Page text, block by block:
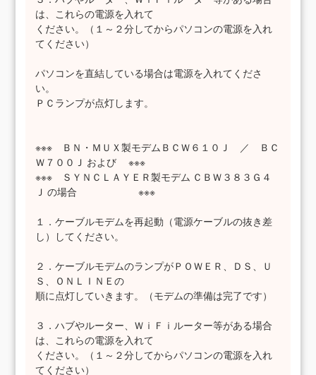
は、これらの電源を入れて
ください。（１～２分してからパソコンの電源を入れ
てください）
パソコンを直結している場合は電源を入れてくださ
い。
ＰＣランプが点灯します。
※※※ ＢＮ・ＭＵＸ製モデムＢＣＷ６１０Ｊ ／ ＢＣ
Ｗ７００Ｊ および ※※※
※※※ ＳＹＮＣＬＡＹＥＲ製モデム ＣＢＷ３８３Ｇ４
Ｊ の場合 ※※※
１．ケーブルモデムを再起動（電源ケーブルの抜き差
し）してください。
２．ケーブルモデムのランプがＰＯＷＥＲ、ＤＳ、Ｕ
Ｓ、ＯＮＬＩＮＥの
順に点灯していきます。（モデムの準備は完了です）
３．ハブやルーター、ＷｉＦｉルーター等がある場合
は、これらの電源を入れて
ください。（１～２分してからパソコンの電源を入れ
てください）